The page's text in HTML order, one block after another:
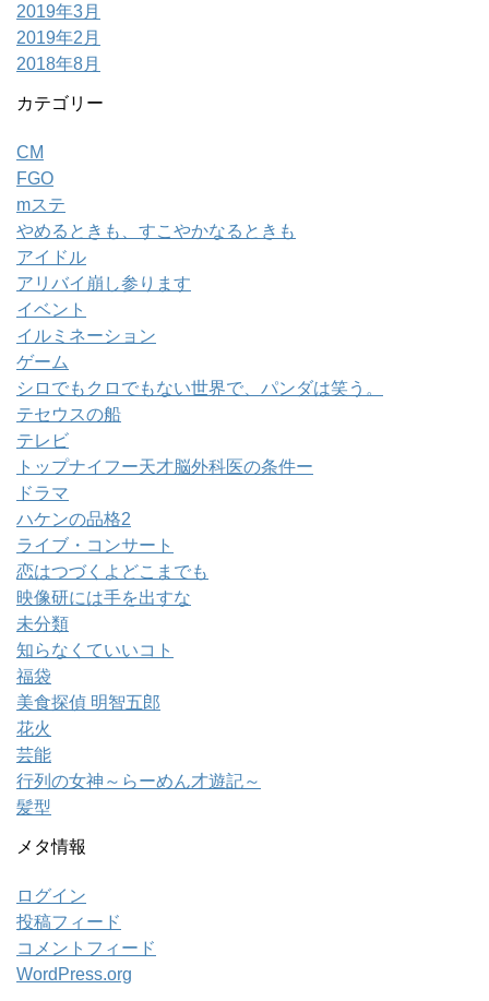
2019年3月
2019年2月
2018年8月
カテゴリー
CM
FGO
mステ
やめるときも、すこやかなるときも
アイドル
アリバイ崩し参ります
イベント
イルミネーション
ゲーム
シロでもクロでもない世界で、パンダは笑う。
テセウスの船
テレビ
トップナイフー天才脳外科医の条件ー
ドラマ
ハケンの品格2
ライブ・コンサート
恋はつづくよどこまでも
映像研には手を出すな
未分類
知らなくていいコト
福袋
美食探偵 明智五郎
花火
芸能
行列の女神～らーめん才遊記～
髪型
メタ情報
ログイン
投稿フィード
コメントフィード
WordPress.org